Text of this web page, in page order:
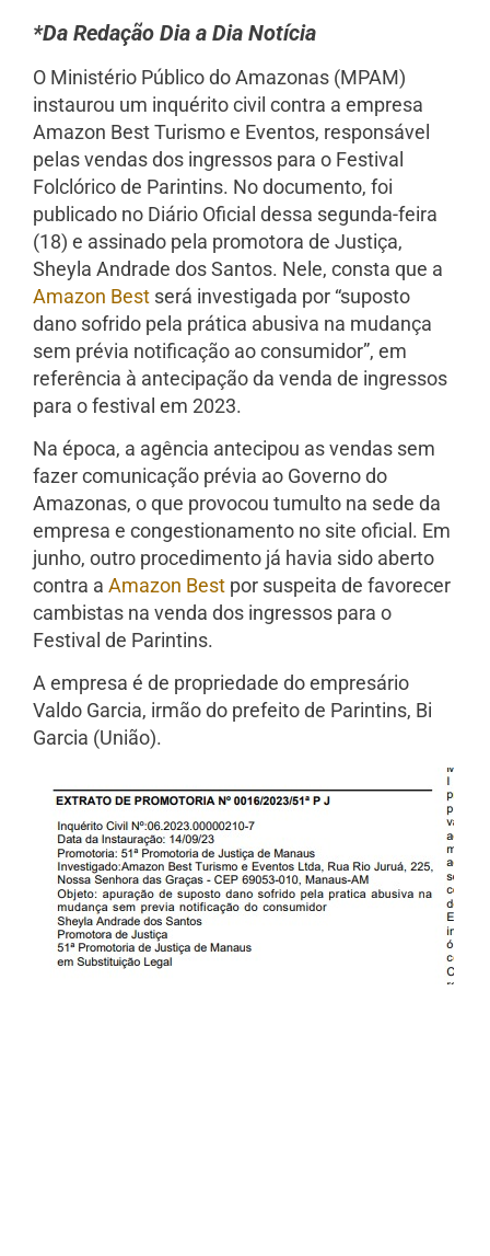
*Da Redação Dia a Dia Notícia
O Ministério Público do Amazonas (MPAM)
instaurou um inquérito civil contra a empresa
Amazon Best Turismo e Eventos, responsável
pelas vendas dos ingressos para o Festival
Folclórico de Parintins. No documento, foi
publicado no Diário Oficial dessa segunda-feira
(18) e assinado pela promotora de Justiça,
Sheyla Andrade dos Santos. Nele, consta que a
Amazon Best será investigada por “suposto
dano sofrido pela prática abusiva na mudança
sem prévia notificação ao consumidor”, em
referência à antecipação da venda de ingressos
para o festival em 2023.
Na época, a agência antecipou as vendas sem
fazer comunicação prévia ao Governo do
Amazonas, o que provocou tumulto na sede da
empresa e congestionamento no site oficial. Em
junho, outro procedimento já havia sido aberto
contra a Amazon Best por suspeita de favorecer
cambistas na venda dos ingressos para o
Festival de Parintins.
A empresa é de propriedade do empresário
Valdo Garcia, irmão do prefeito de Parintins, Bi
Garcia (União).